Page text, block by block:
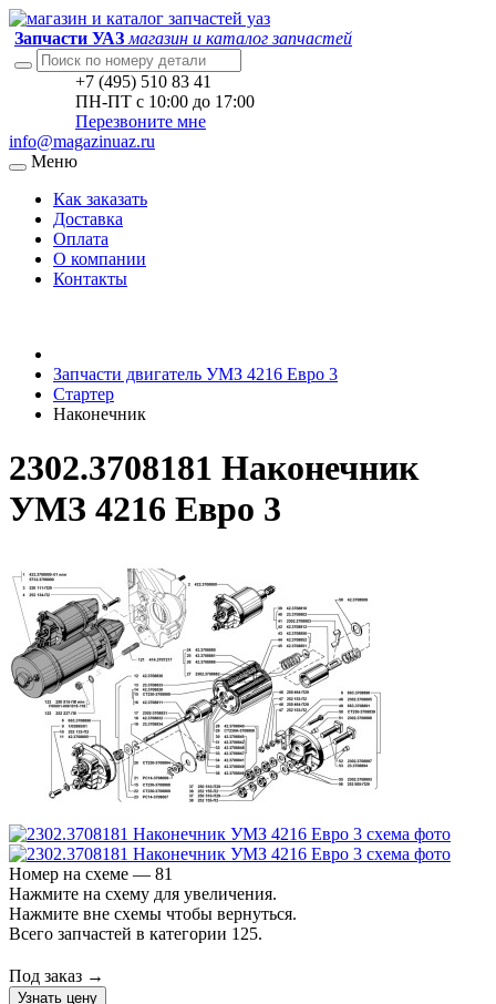
Запчасти УАЗ магазин и каталог запчастей
+7 (495) 510 83 41
ПН-ПТ с 10:00 до 17:00
Перезвоните мне
info@magazinuaz.ru
Меню
Как заказать
Доставка
Оплата
О компании
Контакты
Запчасти двигатель УМЗ 4216 Евро 3
Стартер
Наконечник
2302.3708181 Наконечник
УМЗ 4216 Евро 3
Номер на схеме — 81
Нажмите на схему для увеличения.
Нажмите вне схемы чтобы вернуться.
Всего запчастей в категории 125.
Под заказ →
Узнать цену